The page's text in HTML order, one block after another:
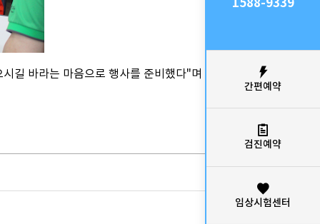
간편예약
검진예약
임상시험센터
길 바라는 마음으로 행사를 준비했다"며